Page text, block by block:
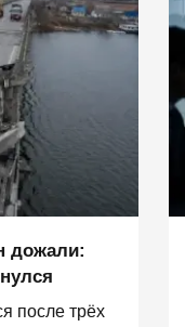
дожали:
после трёх